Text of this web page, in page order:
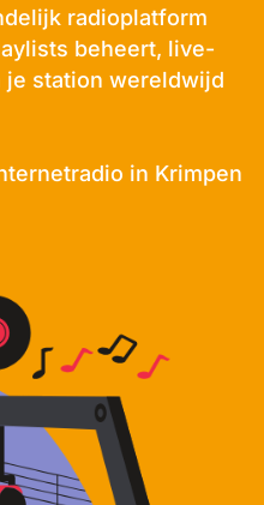
radioplatform
beheert, live-
station wereldwijd
in Krimpen